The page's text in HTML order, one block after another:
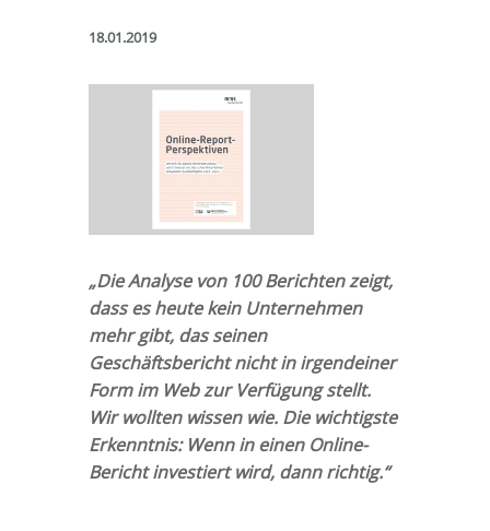
18.01.2019
„Die Analyse von 100 Berichten zeigt,
dass es heute kein Unternehmen
mehr gibt, das seinen
Geschäftsbericht nicht in irgendeiner
Form im Web zur Verfügung stellt.
Wir wollten wissen wie. Die wichtigste
Erkenntnis: Wenn in einen Online-
Bericht investiert wird, dann richtig.“